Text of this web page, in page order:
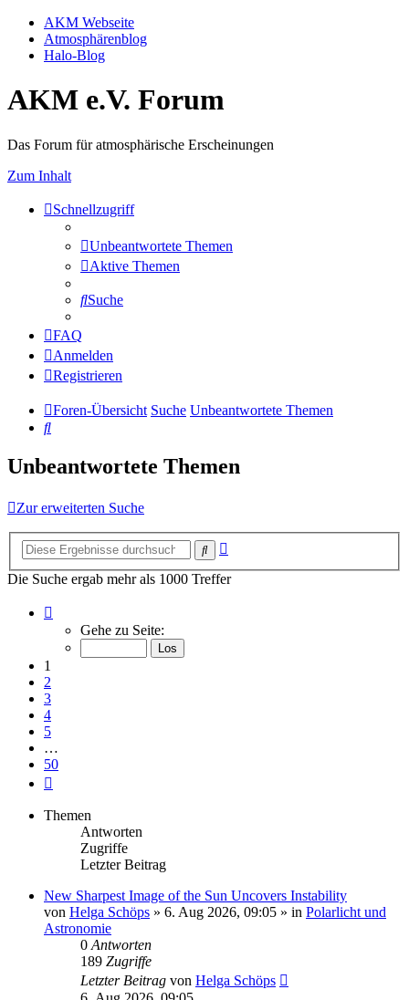
AKM Webseite
Atmosphärenblog
Halo-Blog
AKM e.V. Forum
Das Forum für atmosphärische Erscheinungen
Zum Inhalt
Schnellzugriff
Unbeantwortete Themen
Aktive Themen
Suche
FAQ
Anmelden
Registrieren
Foren-Übersicht Suche Unbeantwortete Themen
Suche
Unbeantwortete Themen
Zur erweiterten Suche
Suche
Die Suche ergab mehr als 1000 Treffer
von
Gehe zu Seite:
1
2
3
4
5
…
50
Themen
Antworten
Zugriffe
Letzter Beitrag
New Sharpest Image of the Sun Uncovers Instability
von Helga Schöps » 6. Aug 2026, 09:05 » in Polarlicht und
Astronomie
0 Antworten
189 Zugriffe
Letzter Beitrag von Helga Schöps